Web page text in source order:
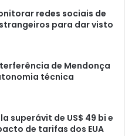
redes sociais de
para dar visto
de Mendonça
técnica
superávit de US$ 49 bi e
de tarifas dos EUA